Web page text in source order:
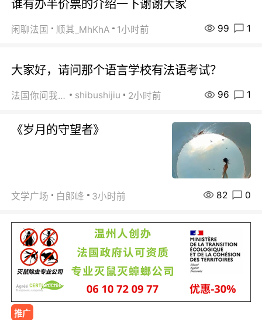
谁有办半价票的介绍一下谢谢大家
闲聊法国 顺其_MhKhA 1小时前 99 1
大家好，请问那个语言学校有法语考试？
法国你问我答 shibushijiu 2小时前 96 1
《岁月的守望者》
文学广场 白郞峰 3小时前 82 0
推广